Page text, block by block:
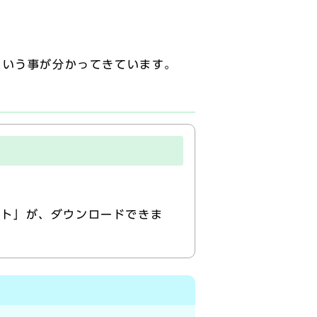
う事が分かってきています。
」が、ダウンロードできま